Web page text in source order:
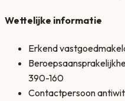
Wettelijke informatie
Erkend
390-160
Contactpersoon